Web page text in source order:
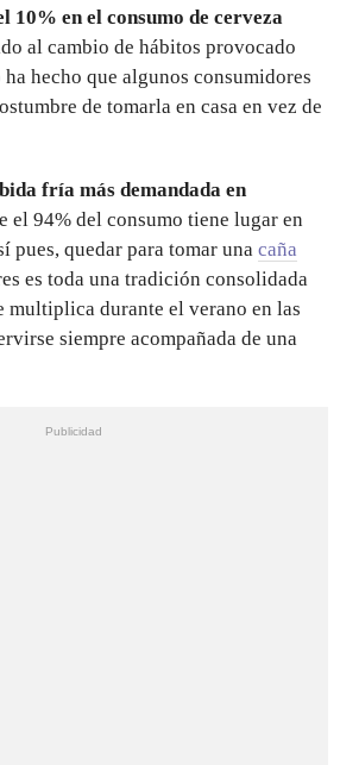
10% en el consumo de cerveza
al cambio de hábitos provocado
hecho que algunos consumidores
de tomarla en casa en vez de
fría más demandada en
el 94% del consumo tiene lugar en
pues, quedar para tomar una caña
es toda una tradición consolidada
multiplica durante el verano en las
siempre acompañada de una